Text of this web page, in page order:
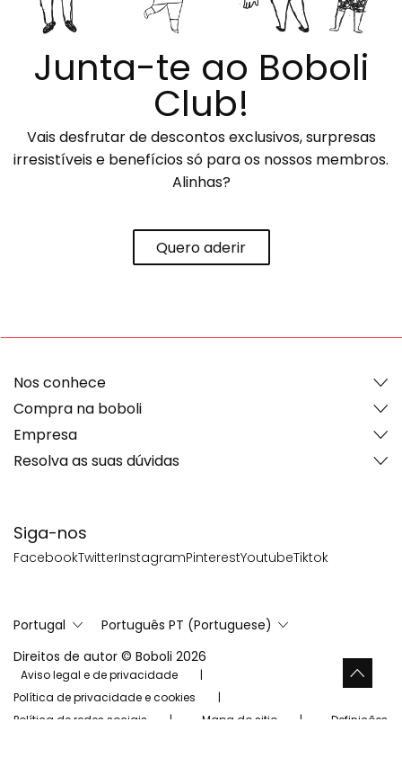
Junta-te ao Boboli
Club!
Vais desfrutar de descontos exclusivos, surpresas
irresistíveis e benefícios só para os nossos membros.
Alinhas?
Quero aderir
Siga-nos
FacebookTwitterInstagramPinterestYoutubeTiktok
Nos conhece
Compra na boboli
Empresa
Resolva as suas dúvidas
Portugal
Português PT (Portuguese)
Direitos de autor © Boboli 2026
Aviso legal e de privacidade
Política de privacidade e cookies
Política de redes sociais
Mapa do sitio
Definições